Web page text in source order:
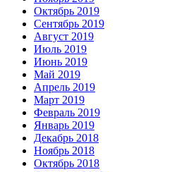
Октябрь 2019
Сентябрь 2019
Август 2019
Июль 2019
Июнь 2019
Май 2019
Апрель 2019
Март 2019
Февраль 2019
Январь 2019
Декабрь 2018
Ноябрь 2018
Октябрь 2018